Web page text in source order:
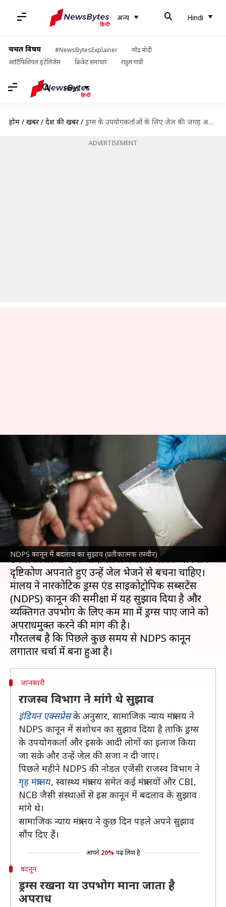
अन्य Hindi
चर्चित विषय #NewsBytesExplainer
नरेंद्र मोदी
आर्टिफिशियल इंटेलिजेंस
क्रिकेट समाचार राहुल गांधी
Hindi
होम / खबरें / देश की खबरें / ड्रग्स के उपयोगकर्ताओं के लिए जेल की जगह अनिवार्य किया जाए इलाज- सामाजिक न्याय मंत्रालय
ADVERTISEMENT
NDPS कानून में बदलाव का सुझाव (प्रतीकात्मक तस्वीर)
ड्रग्स के उपयोगकर्ताओं के लिए जेल
की जगह अनिवार्य किया जाए इलाज-
सामाजिक न्याय मंत्रालय
Oct 24, 2021 10:28 am
क्या है खबर?
सामाजिक न्याय मंत्रालय ने सुझाव दिया है किड्रग्सके
उपयोगकर्ताओं और आदी लोगों के प्रति अधिक मानवीय
दृष्टिकोण अपनाते हुए उन्हें जेल भेजने से बचना चाहिए।
मंत्रालय ने नारकोटिक ड्रग्स एंड साइकोट्रोपिक सब्सटेंस
(NDPS) कानून की समीक्षा में यह सुझाव दिया है और
व्यक्तिगत उपभोग के लिए कम मात्रा में ड्रग्स पाए जाने को
अपराधमुक्त करने की मांग की है।
गौरतलब है कि पिछले कुछ समय से NDPS कानून
जानकारी
राजस्व विभाग ने मांगे थे सुझाव
इंडियन एक्सप्रेसके अनुसार, सामाजिक न्याय मंत्रालय ने
NDPS कानून में संशोधन का सुझाव दिया है ताकि ड्रग्स
के उपयोगकर्ता और इसके आदी लोगों का इलाज किया
जा सके और उन्हें जेल की सजा न दी जाए।
पिछले महीने NDPS की नोडल एजेंसी राजस्व विभाग ने
गृह मंत्रालय, स्वास्थ्य मंत्रालय समेत कई मंत्रालयों और CBI,
NCB जैसी संस्थाओं से इस कानून में बदलाव के सुझाव
मांगे थे।
सामाजिक न्याय मंत्रालय ने कुछ दिन पहले अपने सुझाव
सौंप दिए हैं।
आपने 20% पढ़ लिया है
कानून
ड्रग्स रखना या उपभोग माना जाता है
अपराध